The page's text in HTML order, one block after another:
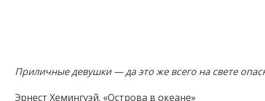
Приличные девушки — да это же всего на свете
Эрнест Хемингуэй. «Острова в океане»